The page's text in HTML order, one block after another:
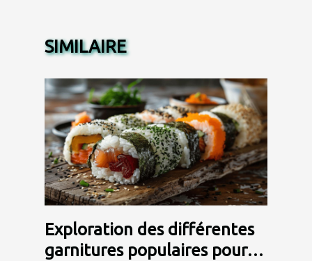
SIMILAIRE
Exploration des différentes
garnitures populaires pour